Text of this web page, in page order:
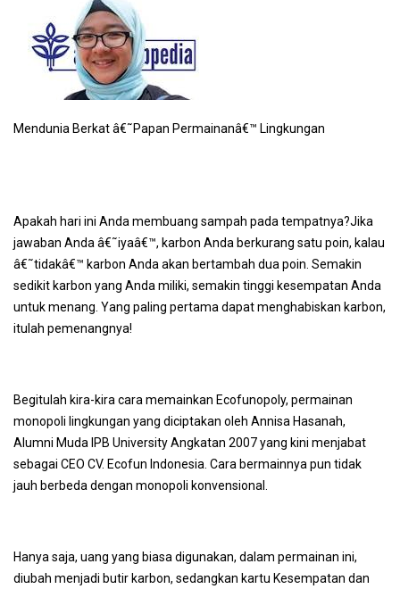
Mendunia Berkat â€˜Papan Permainanâ€™ Lingkungan
Apakah hari ini Anda membuang sampah pada tempatnya?Jika
jawaban Anda â€˜iyaâ€™, karbon Anda berkurang satu poin, kalau
â€˜tidakâ€™ karbon Anda akan bertambah dua poin. Semakin
sedikit karbon yang Anda miliki, semakin tinggi kesempatan Anda
untuk menang. Yang paling pertama dapat menghabiskan karbon,
itulah pemenangnya!
Begitulah kira-kira cara memainkan Ecofunopoly, permainan
monopoli lingkungan yang diciptakan oleh Annisa Hasanah,
Alumni Muda IPB University Angkatan 2007 yang kini menjabat
sebagai CEO CV. Ecofun Indonesia. Cara bermainnya pun tidak
jauh berbeda dengan monopoli konvensional.
Hanya saja, uang yang biasa digunakan, dalam permainan ini,
diubah menjadi butir karbon, sedangkan kartu Kesempatan dan